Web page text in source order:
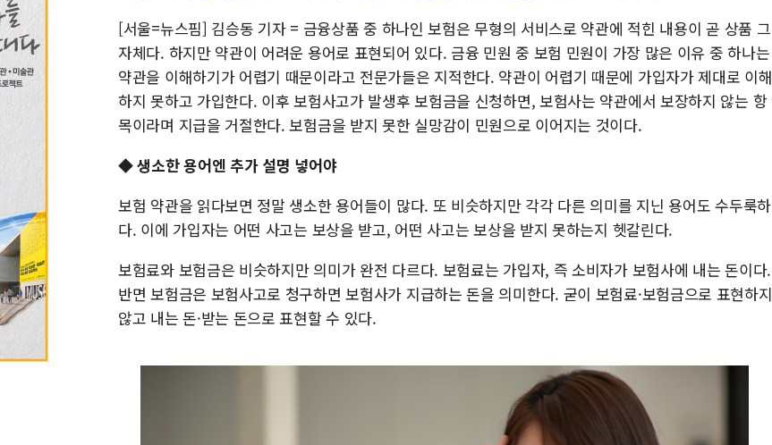
[서울=뉴스핌] 김승동 기자 = 금융상품 중 하나인 보험은 무형의 서비스로 약관에 적힌 내용이 곧 상품 그
자체다. 하지만 약관이 어려운 용어로 표현되어 있다. 금융 민원 중 보험 민원이 가장 많은 이유 중 하나는
약관을 이해하기가 어렵기 때문이라고 전문가들은 지적한다. 약관이 어렵기 때문에 가입자가 제대로 이해
하지 못하고 가입한다. 이후 보험사고가 발생후 보험금을 신청하면, 보험사는 약관에서 보장하지 않는 항
목이라며 지급을 거절한다. 보험금을 받지 못한 실망감이 민원으로 이어지는 것이다.
◆ 생소한 용어엔 추가 설명 넣어야
보험 약관을 읽다보면 정말 생소한 용어들이 많다. 또 비슷하지만 각각 다른 의미를 지닌 용어도 수두룩하
다. 이에 가입자는 어떤 사고는 보상을 받고, 어떤 사고는 보상을 받지 못하는지 헷갈린다.
보험료와 보험금은 비슷하지만 의미가 완전 다르다. 보험료는 가입자, 즉 소비자가 보험사에 내는 돈이다.
반면 보험금은 보험사고로 청구하면 보험사가 지급하는 돈을 의미한다. 굳이 보험료·보험금으로 표현하지
않고 내는 돈·받는 돈으로 표현할 수 있다.